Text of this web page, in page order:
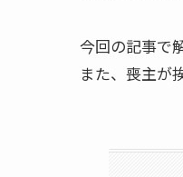
今回の記事で
また、喪主が